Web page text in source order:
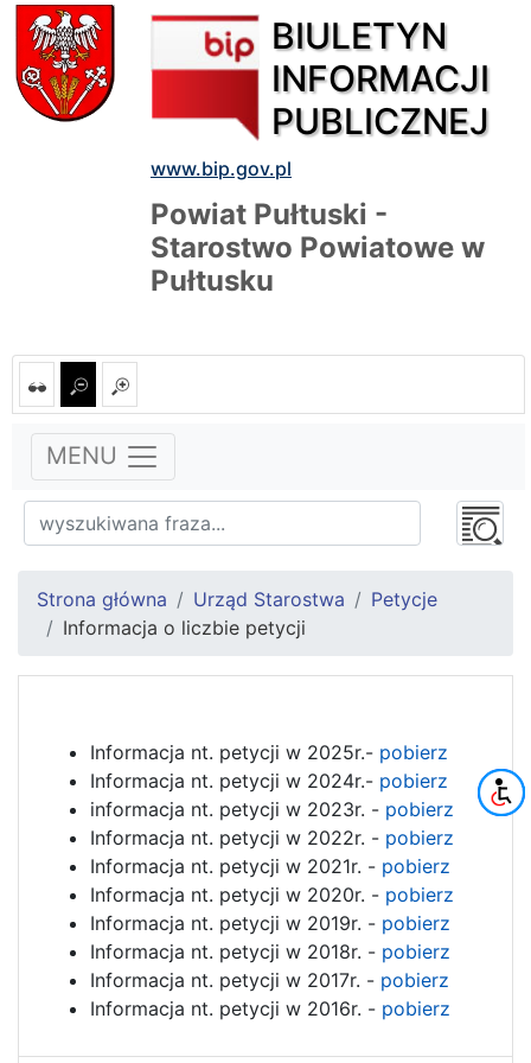
BIULETYN
INFORMACJI
PUBLICZNEJ
www.bip.gov.pl
Powiat Pułtuski -
Starostwo Powiatowe w
Pułtusku
MENU
Strona główna Urząd Starostwa
Petycje
Informacja o liczbie petycji
Informacja nt. petycji w 2025r.- pobierz
Informacja nt. petycji w 2024r.- pobierz
informacja nt. petycji w 2023r. - pobierz
Informacja nt. petycji w 2022r. - pobierz
Informacja nt. petycji w 2021r. - pobierz
Informacja nt. petycji w 2020r. - pobierz
Informacja nt. petycji w 2019r. - pobierz
Informacja nt. petycji w 2018r. - pobierz
Informacja nt. petycji w 2017r. - pobierz
Informacja nt. petycji w 2016r. - pobierz